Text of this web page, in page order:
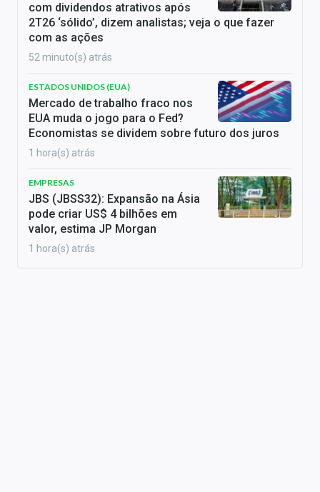
com dividendos atrativos após
2T26 ‘sólido’, dizem analistas; veja o que fazer
com as ações
52 minuto(s) atrás
ESTADOS UNIDOS (EUA)
Mercado de trabalho fraco nos
EUA muda o jogo para o Fed?
Economistas se dividem sobre futuro dos juros
1 hora(s) atrás
EMPRESAS
JBS (JBSS32): Expansão na Ásia
pode criar US$ 4 bilhões em
valor, estima JP Morgan
1 hora(s) atrás